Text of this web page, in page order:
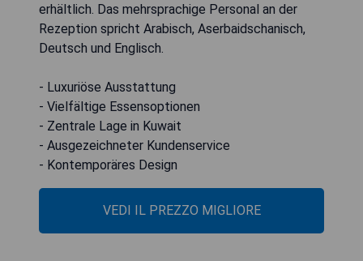
erhältlich. Das mehrsprachige Personal an der
Rezeption spricht Arabisch, Aserbaidschanisch,
Deutsch und Englisch.
- Luxuriöse Ausstattung
- Vielfältige Essensoptionen
- Zentrale Lage in Kuwait
- Ausgezeichneter Kundenservice
- Kontemporäres Design
VEDI IL PREZZO MIGLIORE